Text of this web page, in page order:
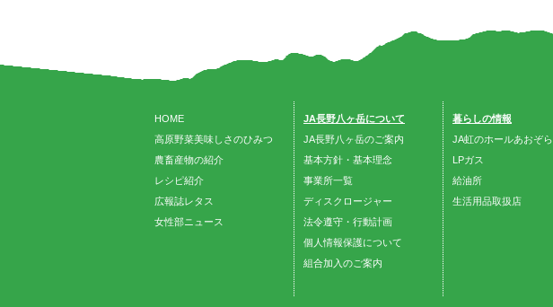
HOME
高原野菜美味しさのひみつ
農畜産物の紹介
レシピ紹介
広報誌レタス
女性部ニュース
JA長野八ヶ岳について
JA長野八ヶ岳のご案内
基本方針・基本理念
事業所一覧
ディスクロージャー
法令遵守・行動計画
個人情報保護について
組合加入のご案内
暮らしの情報
JA虹のホールあおぞら
LPガス
給油所
生活用品取扱店